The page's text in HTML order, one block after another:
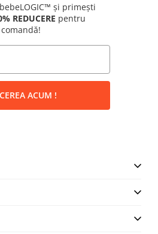
și primești
REDUCERE pentru
ACUM !